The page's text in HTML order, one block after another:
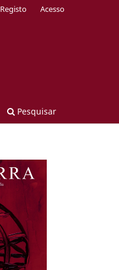
Pesquisar
Registo Acesso